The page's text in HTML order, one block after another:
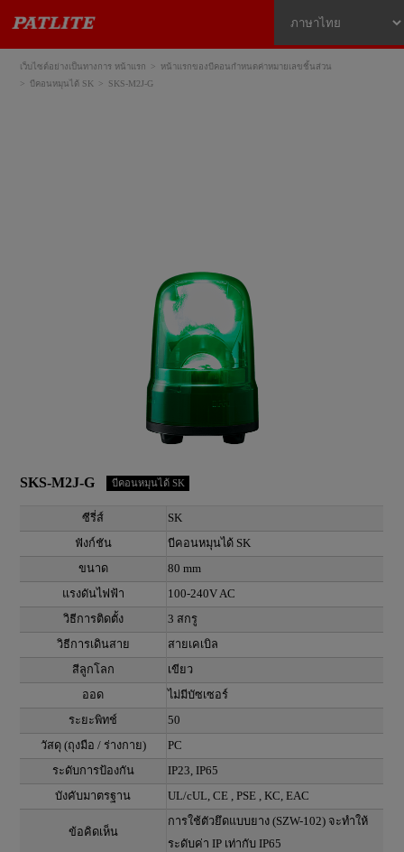
เว็บไซต์อย่างเป็นทางการ หน้าแรก
หน้าแรกของบีคอนกำหนดค่าหมายเลขชิ้นส่วน
บีคอนหมุนได้ SK
SKS-M2J-G
SKS-M2J-G บีคอนหมุนได้ SK
ซีรี่ส์
SK
ฟังก์ชัน
บีคอนหมุนได้ SK
ขนาด
80 mm
แรงดันไฟฟ้า
100-240V AC
วิธีการติดตั้ง
3 สกรู
วิธีการเดินสาย
สายเคเบิล
สีลูกโลก
เขียว
ออด
ไม่มีบัซเซอร์
ระยะพิทช์
50
วัสดุ (ถุงมือ / ร่างกาย)
PC
ระดับการป้องกัน
IP23, IP65
บังคับมาตรฐาน
UL/cUL, CE , PSE , KC, EAC
ข้อคิดเห็น
การใช้ตัวยึดแบบยาง (SZW-102) จะทำให้
ระดับค่า IP เท่ากับ IP65